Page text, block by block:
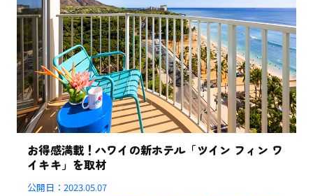
お得感満載！ハワイの新ホテル「ツイン フィン ワ
イキキ」を取材
公開日：2023.05.07